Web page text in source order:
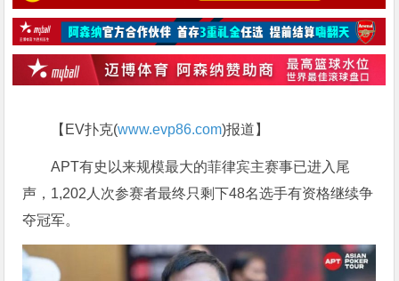
【EV扑克(www.evp86.com)报道】
APT有史以来规模最大的菲律宾主赛事已进入尾
声，1,202人次参赛者最终只剩下48名选手有资格继续争
夺冠军。